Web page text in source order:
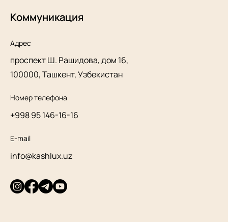
Коммуникация
Адрес
проспект Ш. Рашидова, дом 16,
100000, Ташкент, Узбекистан
Номер телефона
+998 95 146-16-16
E-mail
info@kashlux.uz